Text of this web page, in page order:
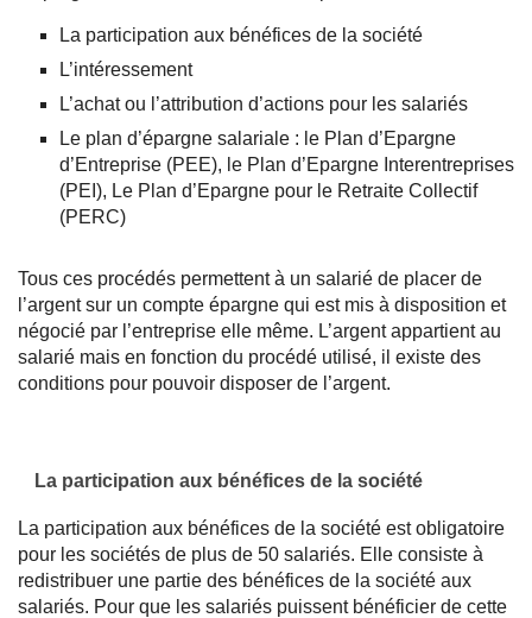
La participation aux bénéfices de la société
L’intéressement
L’achat ou l’attribution d’actions pour les salariés
Le plan d’épargne salariale : le Plan d’Epargne
d’Entreprise (PEE), le Plan d’Epargne Interentreprises
(PEI), Le Plan d’Epargne pour le Retraite Collectif
(PERC)
Tous ces procédés permettent à un salarié de placer de
l’argent sur un compte épargne qui est mis à disposition et
négocié par l’entreprise elle même. L’argent appartient au
salarié mais en fonction du procédé utilisé, il existe des
conditions pour pouvoir disposer de l’argent.
La participation aux bénéfices de la société
La participation aux bénéfices de la société est obligatoire
pour les sociétés de plus de 50 salariés. Elle consiste à
redistribuer une partie des bénéfices de la société aux
salariés. Pour que les salariés puissent bénéficier de cette